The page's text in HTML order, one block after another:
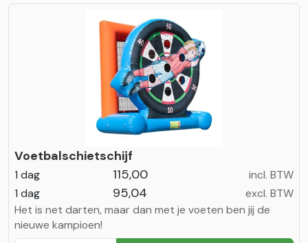
Voetbalschietschijf
1 dag 115,00
incl. BTW
1 dag
95,04
excl. BTW
Het is net darten, maar dan met je voeten ben jij de
nieuwe kampioen!